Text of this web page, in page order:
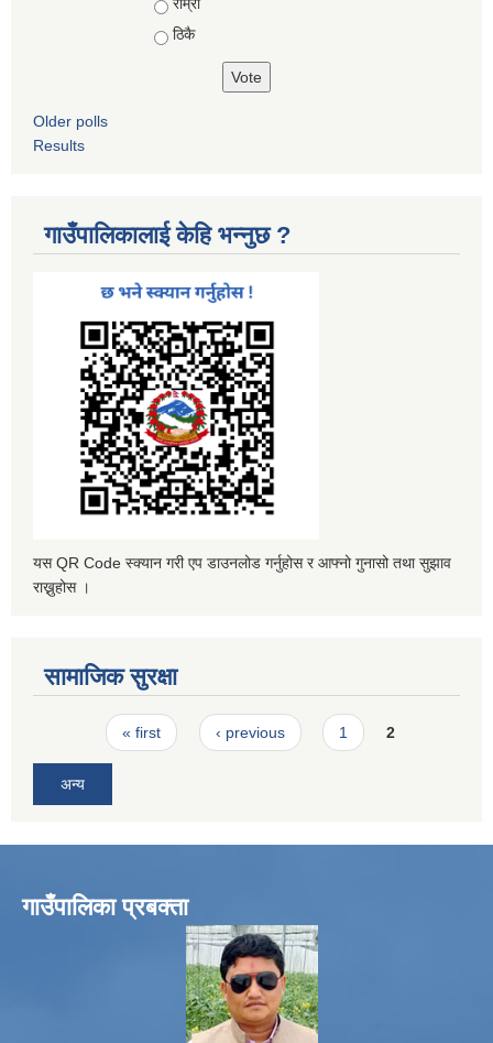
Choices
राम्रो
ठिकै
Older polls
Results
गाउँपालिकालाई केहि भन्नुछ ?
यस QR Code स्क्यान गरी एप डाउनलोड गर्नुहोस र आफ्नो गुनासो तथा सुझाव
राख्नुहोस ।
सामाजिक सुरक्षा
Pages« first ‹ previous 1 2
अन्य
गाउँपालिका प्रबक्ता